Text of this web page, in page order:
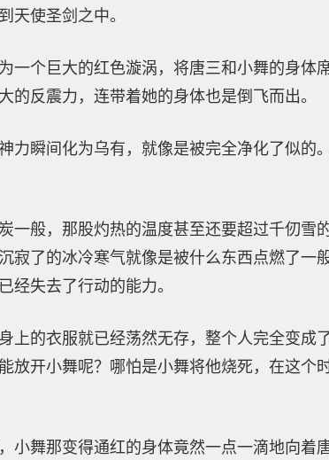
天使圣剑之中。
一个巨大的红色漩涡，将唐三和小舞的身体
反震力，连带着她的身体也是倒飞而出。
瞬间化为乌有，就像是被完全净化了似的
一般，那股灼热的温度甚至还要超过千仞雪
寂了的冰冷寒气就像是被什么东西点燃了一
经失去了行动的能力。
上的衣服就已经荡然无存，整个人完全变成
放开小舞呢？哪怕是小舞将他烧死，在这个
小舞那变得通红的身体竟然一点一滴地向着